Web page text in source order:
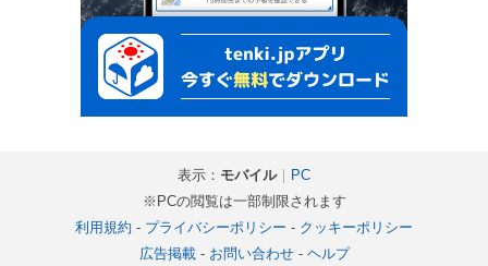
表示： モバイル｜ PC
※PCの閲覧は一部制限されます
利用規約 - プライバシーポリシー - クッキーポリシー
広告掲載- お問い合わせ- ヘルプ